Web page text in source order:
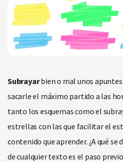
Subrayarbien o mal unos apuntes
sacarle el máximo partido a las
tanto los esquemas como el
estrellas con las que facilitar el
contenido que aprender. ¿A qué se
de cualquier texto es el paso